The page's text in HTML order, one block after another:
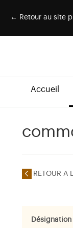
← Retour au site
Accueil
RETOUR A
Désignation